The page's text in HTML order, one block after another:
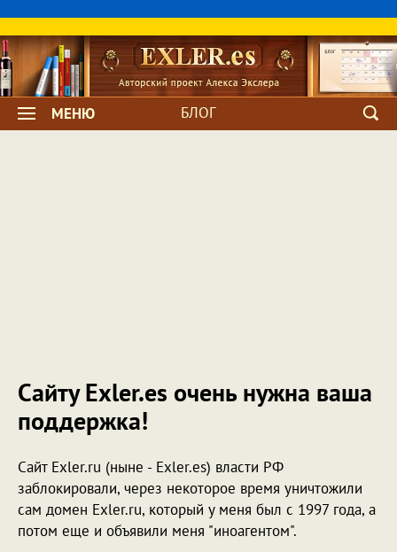
МЕНЮ БЛОГ
Сайту Exler.es очень нужна ваша
поддержка!
Сайт Exler.ru (ныне - Exler.es) власти РФ
заблокировали, через некоторое время уничтожили
сам домен Exler.ru, который у меня был с 1997 года, а
потом еще и объявили меня "иноагентом".